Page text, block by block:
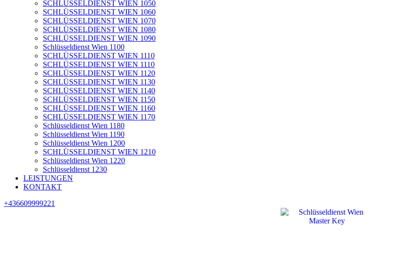
SCHLÜSSELDIENST WIEN 1050
SCHLÜSSELDIENST WIEN 1060
SCHLÜSSELDIENST WIEN 1070
SCHLÜSSELDIENST WIEN 1080
SCHLÜSSELDIENST WIEN 1090
Schlüsseldienst Wien 1100
SCHLÜSSELDIENST WIEN 1110
SCHLÜSSELDIENST WIEN 1110
SCHLÜSSELDIENST WIEN 1120
SCHLÜSSELDIENST WIEN 1130
SCHLÜSSELDIENST WIEN 1140
SCHLÜSSELDIENST WIEN 1150
SCHLÜSSELDIENST WIEN 1160
SCHLÜSSELDIENST WIEN 1170
Schlüsseldienst Wien 1180
Schlüsseldienst Wien 1190
Schlüsseldienst Wien 1200
SCHLÜSSELDIENST WIEN 1210
Schlüsseldienst Wien 1220
Schlüsseldienst 1230
LEISTUNGEN
KONTAKT
+436609999221